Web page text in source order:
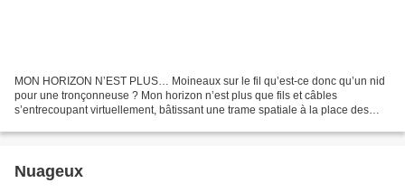
MON HORIZON N’EST PLUS… Moineaux sur le fil qu’est-ce donc qu’un nid
pour une tronçonneuse ? Mon horizon n’est plus que fils et câbles
s’entrecoupant virtuellement, bâtissant une trame spatiale à la place des
Nuageux